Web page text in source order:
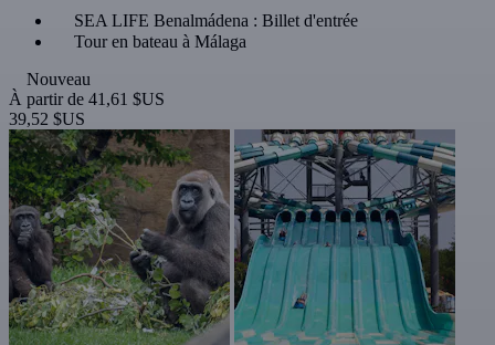
SEA LIFE Benalmádena : Billet d'entrée
Tour en bateau à Málaga
Nouveau
À partir de 41,61 $US
39,52 $US